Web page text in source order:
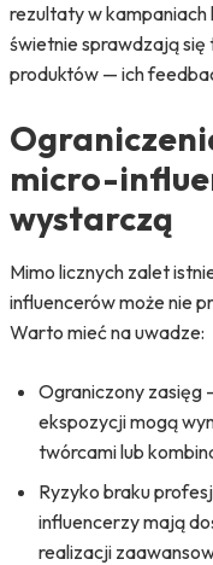
rezultaty w
świetnie sprawdzają
produktów — ich
micro-
wystarczą
Mimo licznych zalet
influencerów może nie
Warto mieć na uwadze:
Ograniczony zasięg
ekspozycji mogą
twórcami lub
Ryzyko braku
influencerzy mają
realizacji